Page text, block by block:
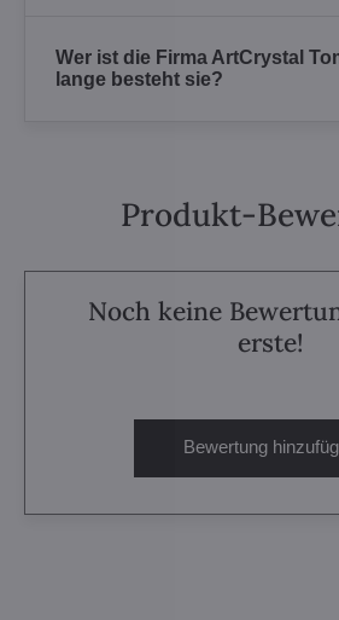
Wer ist die Firma ArtCrystal
lange besteht sie?
Produkt-
Noch keine
erste!
Bewertung